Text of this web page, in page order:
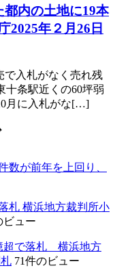
内の土地に19本
年２月26日
で入札がなく売れ残
十条駅近くの60坪弱
月に入札がな[…]
数が前年を上回り、
札 横浜地方裁判所小
ビュー
超で落札 横浜地方
71件のビュー